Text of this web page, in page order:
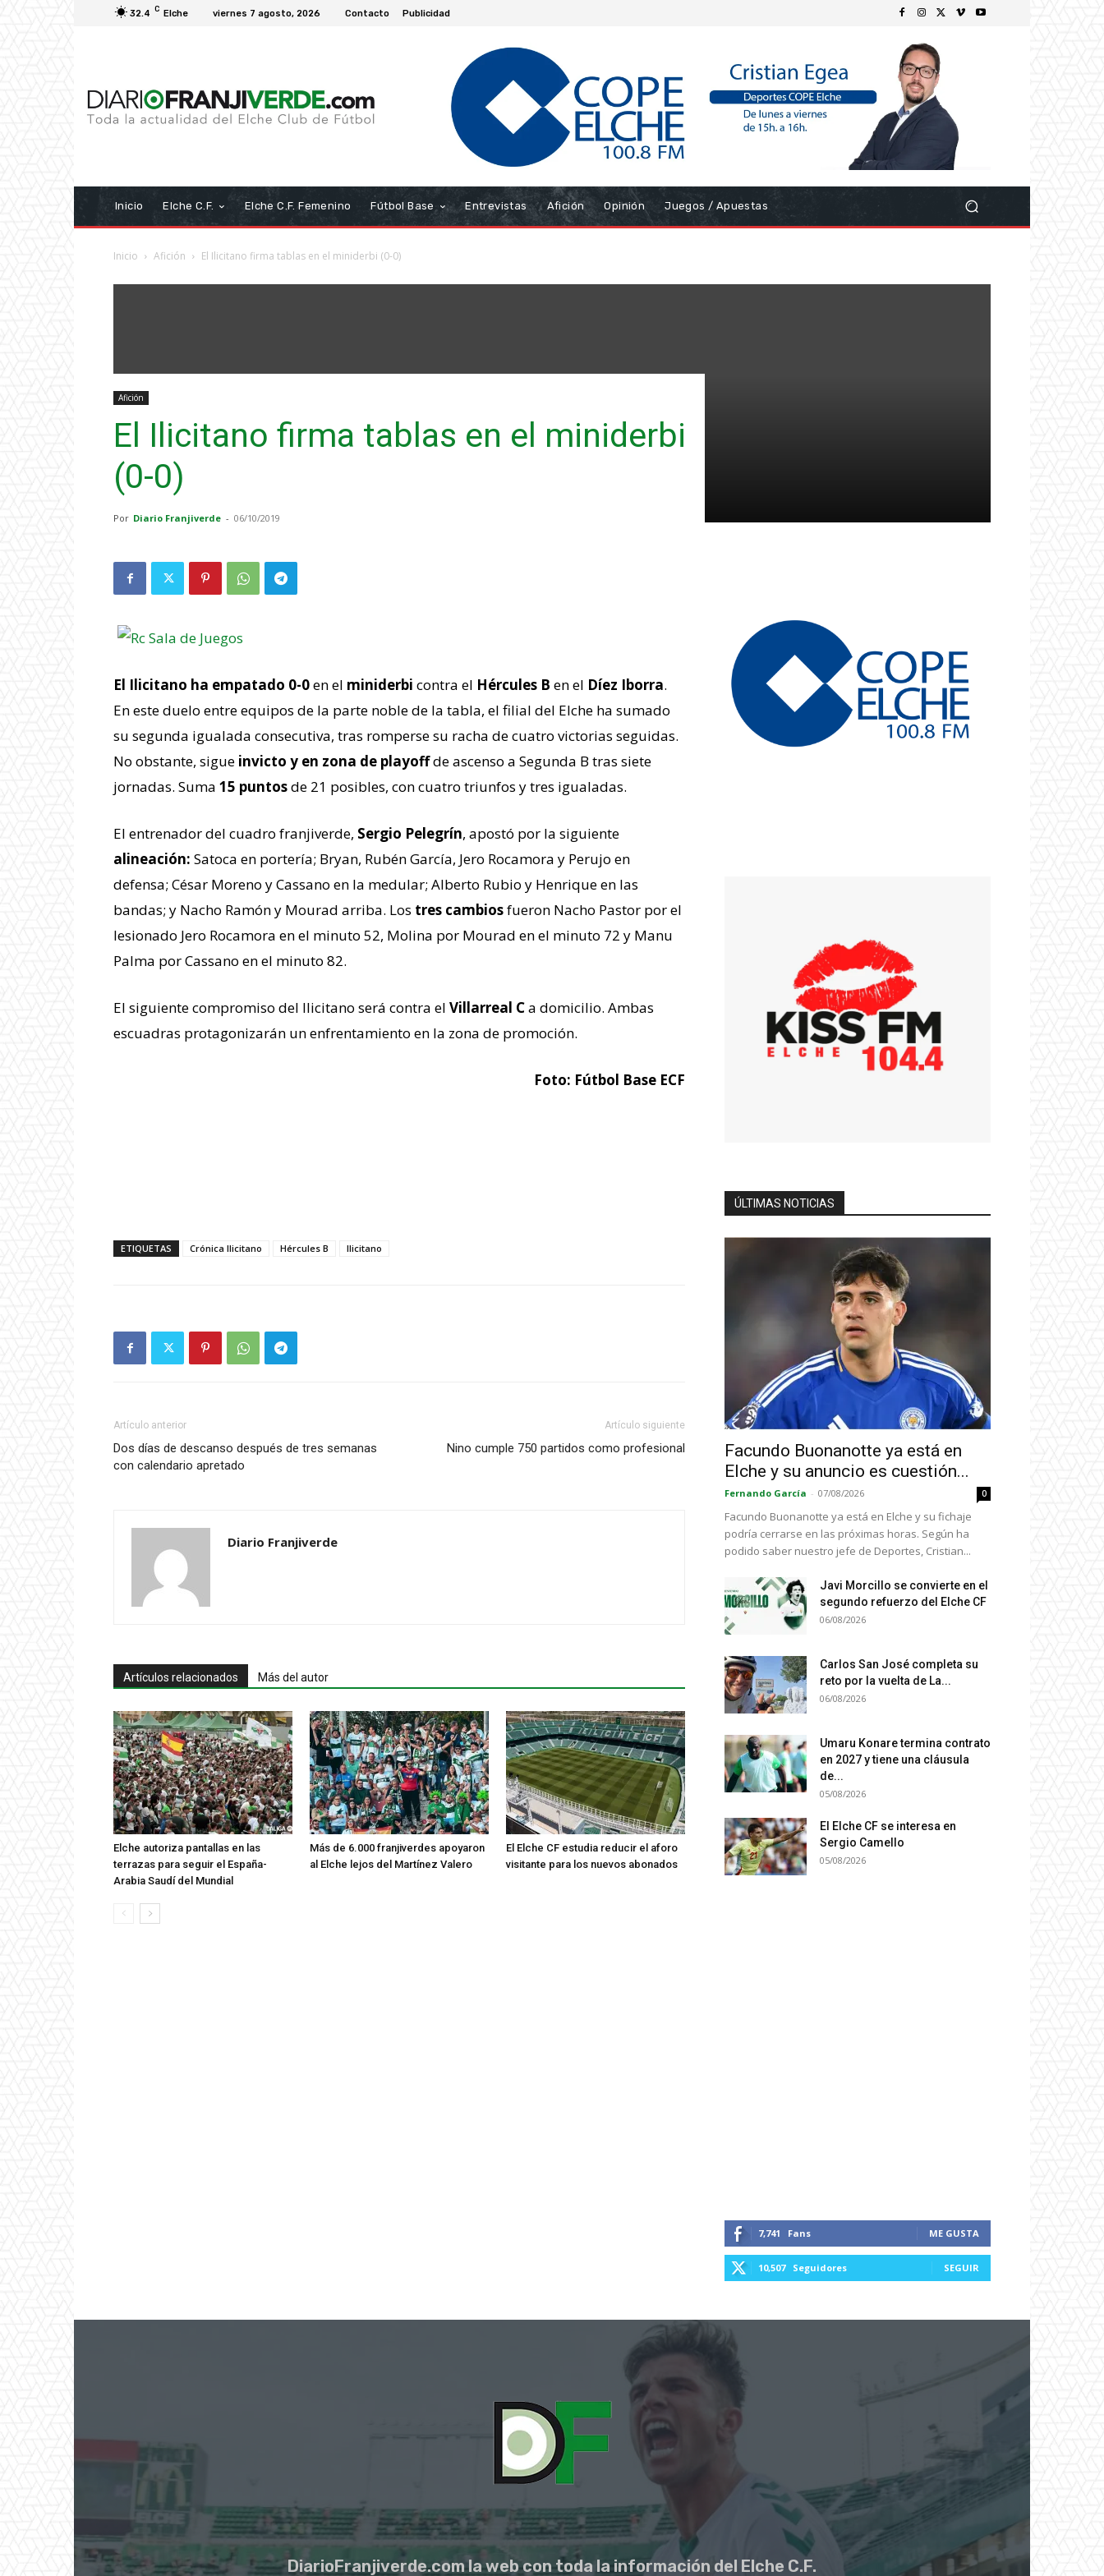
32.4 C Elche viernes 7 agosto, 2026 Contacto Publicidad
Inicio Elche C.F. Elche C.F. Femenino Fútbol Base Entrevistas Afición Opinión Juegos / Apuestas
Inicio Afición El Ilicitano firma tablas en el miniderbi (0-0)
Afición
El Ilicitano firma tablas en el miniderbi
(0-0)
Por Diario Franjiverde - 06/10/2019
El Ilicitano ha empatado 0-0en el miniderbi contra el Hércules B en el Díez Iborra.
En este duelo entre equipos de la parte noble de la tabla, el filial del Elche ha sumado
su segunda igualada consecutiva, tras romperse su racha de cuatro victorias seguidas.
No obstante, sigue invicto y en zona de playoffde ascenso a Segunda B tras siete
jornadas. Suma 15 puntosde 21 posibles, con cuatro triunfos y tres igualadas.
El entrenador del cuadro franjiverde, Sergio Pelegrín, apostó por la siguiente
alineación: Satoca en portería; Bryan, Rubén García, Jero Rocamora y Perujo en
defensa; César Moreno y Cassano en la medular; Alberto Rubio y Henrique en las
bandas; y Nacho Ramón y Mourad arriba. Los tres cambiosfueron Nacho Pastor por el
lesionado Jero Rocamora en el minuto 52, Molina por Mourad en el minuto 72 y Manu
Palma por Cassano en el minuto 82.
El siguiente compromiso del Ilicitano será contra el Villarreal Ca domicilio. Ambas
escuadras protagonizarán un enfrentamiento en la zona de promoción.
Foto: Fútbol Base ECF
ETIQUETAS Crónica Ilicitano Hércules B Ilicitano
Artículo anterior
Dos días de descanso después de tres semanas
con calendario apretado
Artículo siguiente
Nino cumple 750 partidos como profesional
Diario Franjiverde
Artículos relacionados Más del autor
Elche autoriza pantallas en las
terrazas para seguir el España-
Arabia Saudí del Mundial
Más de 6.000 franjiverdes apoyaron
al Elche lejos del Martínez Valero
El Elche CF estudia reducir el aforo
visitante para los nuevos abonados
ÚLTIMAS NOTICIAS
Facundo Buonanotte ya está en
Elche y su anuncio es cuestión...
Fernando García - 07/08/2026 0
Facundo Buonanotte ya está en Elche y su fichaje
podría cerrarse en las próximas horas. Según ha
podido saber nuestro jefe de Deportes, Cristian...
Javi Morcillo se convierte en el
segundo refuerzo del Elche CF
06/08/2026
Carlos San José completa su
reto por la vuelta de La...
06/08/2026
Umaru Konare termina contrato
en 2027 y tiene una cláusula
de...
05/08/2026
El Elche CF se interesa en
Sergio Camello
05/08/2026
7,741 Fans ME GUSTA
10,507 Seguidores SEGUIR
DiarioFranjiverde.com la web con toda la información del Elche C.F.